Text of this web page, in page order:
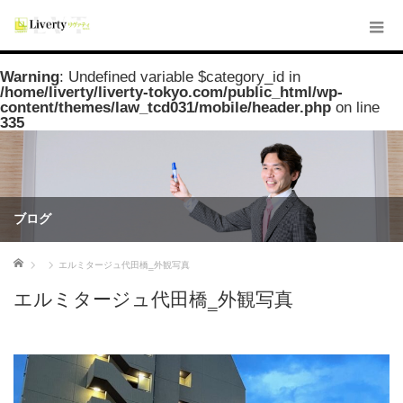
Warning: Undefined variable $category_id in
/home/liverty/liverty-tokyo.com/public_html/wp-
content/themes/law_tcd031/mobile/header.php on line
335
ブログ
ホーム エルミタージュ代田橋‗外観写真
エルミタージュ代田橋‗外観写真